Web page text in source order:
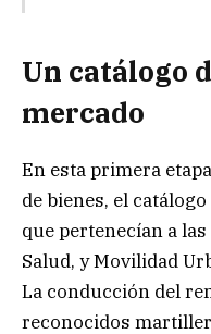
Un catálogo
mercado
En esta primera
de bienes, el
que pertenecían a
Salud, y Movilidad
La conducción del
reconocidos